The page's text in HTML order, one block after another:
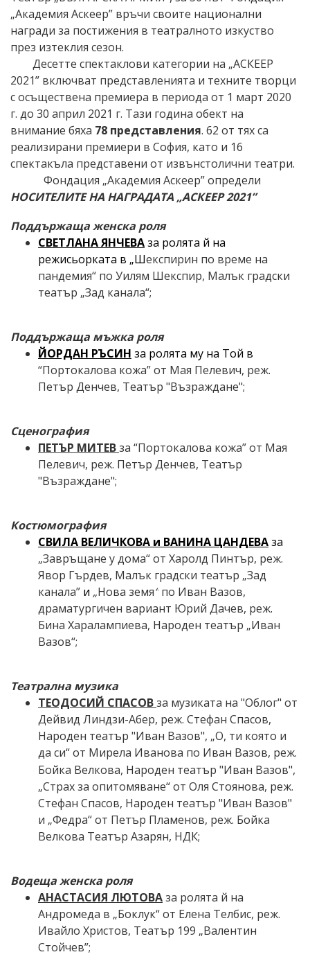
„Академия Аскеер” връчи своите национални
награди за постижения в театралното изкуство
през изтеклия сезон.
Десетте спектаклови категории на „АСКЕЕР
2021” включват представленията и техните творци
с осъществена премиера в периода от 1 март 2020
г. до 30 април 2021 г. Тази година обект на
внимание бяха 78 представления. 62 от тях са
реализирани премиери в София, като и 16
спектакъла представени от извънстолични театри.
Фондация „Академия Аскеер” определи
НОСИТЕЛИТЕ НА НАГРАДАТА „АСКЕЕР 2021”
Поддържаща женска роля
СВЕТЛАНА ЯНЧЕВАза ролята й на
режисьорката в „Шекспирин по време на
пандемия“ по Уилям Шекспир, Малък градски
театър „Зад канала“;
Поддържаща мъжка роля
ЙОРДАН РЪСИН за ролята му на Той в
“Портокалова кожа”от Мая Пелевич, реж.
Петър Денчев, Театър "Възраждане";
Сценография
ПЕТЪР МИТЕВза “Портокалова кожа”от Мая
Пелевич, реж. Петър Денчев, Театър
"Възраждане";
Костюмография
СВИЛА ВЕЛИЧКОВА и ВАНИНА ЦАНДЕВАза
„Завръщане у дома“ от Харолд Пинтър, реж.
Явор Гърдев, Малък градски театър „Зад
канала” и „Нова земя“ по Иван Вазов,
драматургичен вариант Юрий Дачев, реж.
Бина Харалампиева, Народен театър „Иван
Вазов“;
Театрална музика
ТЕОДОСИЙ СПАСОВза музиката на "Облог" от
Дейвид Линдзи-Абер, реж. Стефан Спасов,
Народен театър "Иван Вазов", „О, ти която и
да си“от Мирела Иванова по Иван Вазов, реж.
Бойка Велкова, Народен театър "Иван Вазов",
„Страх за опитомяване“от Оля Стоянова, реж.
Стефан Спасов, Народен театър "Иван Вазов"
и „Федра“от Петър Пламенов, реж. Бойка
Велкова Театър Азарян, НДК;
Водеща женска роля
АНАСТАСИЯ ЛЮТОВАза ролята й на
Андромеда в „Боклук“ от Елена Телбис, реж.
Ивайло Христов, Театър 199 „Валентин
Стойчев”;